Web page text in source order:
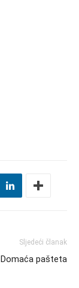
Sljedeći članak
Domaća pašteta